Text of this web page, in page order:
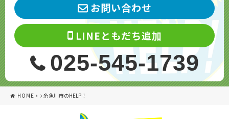
お問い合わせ
LINEともだち追加
025-545-1739
HOME 糸魚川市のHELP！